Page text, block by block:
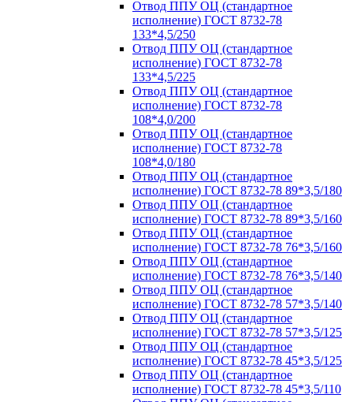
Отвод ППУ ОЦ (стандартное
исполнение) ГОСТ 8732-78
133*4,5/250
Отвод ППУ ОЦ (стандартное
исполнение) ГОСТ 8732-78
133*4,5/225
Отвод ППУ ОЦ (стандартное
исполнение) ГОСТ 8732-78
108*4,0/200
Отвод ППУ ОЦ (стандартное
исполнение) ГОСТ 8732-78
108*4,0/180
Отвод ППУ ОЦ (стандартное
исполнение) ГОСТ 8732-78 89*3,5/180
Отвод ППУ ОЦ (стандартное
исполнение) ГОСТ 8732-78 89*3,5/160
Отвод ППУ ОЦ (стандартное
исполнение) ГОСТ 8732-78 76*3,5/160
Отвод ППУ ОЦ (стандартное
исполнение) ГОСТ 8732-78 76*3,5/140
Отвод ППУ ОЦ (стандартное
исполнение) ГОСТ 8732-78 57*3,5/140
Отвод ППУ ОЦ (стандартное
исполнение) ГОСТ 8732-78 57*3,5/125
Отвод ППУ ОЦ (стандартное
исполнение) ГОСТ 8732-78 45*3,5/125
Отвод ППУ ОЦ (стандартное
исполнение) ГОСТ 8732-78 45*3,5/110